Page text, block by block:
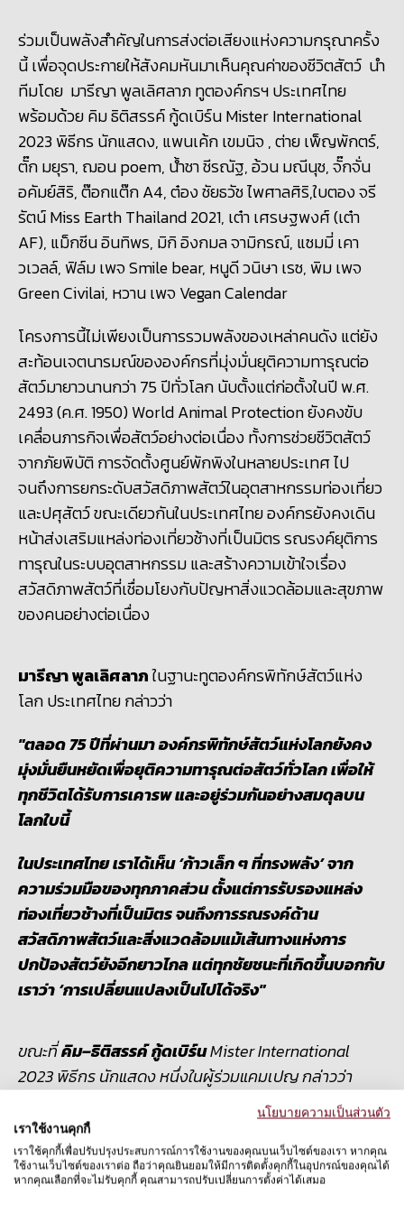
ร่วมเป็นพลังสำคัญในการส่งต่อเสียงแห่งความกรุณาครั้ง
นี้ เพื่อจุดประกายให้สังคมหันมาเห็นคุณค่าของชีวิตสัตว์ นำ
ทีมโดย มารีญา พูลเลิศลาภ ทูตองค์กรฯ ประเทศไทย
พร้อมด้วย คิม ธิติสรรค์ กู้ดเบิร์น Mister International
2023พิธีกร นักแสดง, แพนเค้ก เขมนิจ , ต่าย เพ็ญพักตร์,
ตั๊ก มยุรา, ฌอน poem, น้ําชา ชีรณัฐ, อ้วน มณีนุช, จั๊กจั่น
อคัมย์สิริ, ต๊อกแต๊ก A4,ต๋อง ชัยธวัช ไพศาลศิริ,ใบตอง จรี
รัตน์ Miss Earth Thailand2021, เต๋า เศรษฐพงศ์ (เต๋า
AF), แม็กซีน อินทิพร, มิกิ อิงกมล จามิกรณ์, แซมมี่ เคา
วเวลล์, ฟิล์ม เพจ Smile bear, หนูดี วนิษา เรซ, พิม เพจ
Green Civilai, หวาน เพจ Vegan Calendar
โครงการนี้ไม่เพียงเป็นการรวมพลังของเหล่าคนดัง แต่ยัง
สะท้อนเจตนารมณ์ขององค์กรที่มุ่งมั่นยุติความทารุณต่อ
สัตว์มายาวนานกว่า 75ปีทั่วโลก นับตั้งแต่ก่อตั้งในปี พ.ศ.
2493 (ค.ศ.1950) World Animal Protectionยังคงขับ
เคลื่อนภารกิจเพื่อสัตว์อย่างต่อเนื่อง ทั้งการช่วยชีวิตสัตว์
จากภัยพิบัติ การจัดตั้งศูนย์พักพิงในหลายประเทศ ไป
จนถึงการยกระดับสวัสดิภาพสัตว์ในอุตสาหกรรมท่องเที่ยว
และปศุสัตว์ ขณะเดียวกันในประเทศไทย องค์กรยังคงเดิน
หน้าส่งเสริมแหล่งท่องเที่ยวช้างที่เป็นมิตร รณรงค์ยุติการ
ทารุณในระบบอุตสาหกรรม และสร้างความเข้าใจเรื่อง
สวัสดิภาพสัตว์ที่เชื่อมโยงกับปัญหาสิ่งแวดล้อมและสุขภาพ
ของคนอย่างต่อเนื่อง
มารีญา พูลเลิศลาภในฐานะทูตองค์กรพิทักษ์สัตว์แห่ง
โลก ประเทศไทย กล่าวว่า
"ตลอด 75 ปีที่ผ่านมา องค์กรพิทักษ์สัตว์แห่งโลกยังคง
มุ่งมั่นยืนหยัดเพื่อยุติความทารุณต่อสัตว์ทั่วโลก เพื่อให้
ทุกชีวิตได้รับการเคารพ และอยู่ร่วมกันอย่างสมดุลบน
โลกใบนี้
ในประเทศไทย เราได้เห็น ‘ก้าวเล็ก ๆ ที่ทรงพลัง’ จาก
ความร่วมมือของทุกภาคส่วน ตั้งแต่การรับรองแหล่ง
ท่องเที่ยวช้างที่เป็นมิตร จนถึงการรณรงค์ด้าน
สวัสดิภาพสัตว์และสิ่งแวดล้อมแม้เส้นทางแห่งการ
ปกป้องสัตว์ยังอีกยาวไกล แต่ทุกชัยชนะที่เกิดขึ้นบอกกับ
เราว่า ‘การเปลี่ยนแปลงเป็นไปได้จริง"
ขณะที่คิม–ธิติสรรค์ กู้ดเบิร์นMister International
2023 พิธีกร นักแสดง หนึ่งในผู้ร่วมแคมเปญ กล่าวว่า
“ผมรู้สึกภูมิใจที่ได้เห็นความพยายามขององค์กรที่ดำเนิน
มาอย่างยาวนานถูกถ่ายทอดออกมาเป็นการเปลี่ยนแปลง
ที่จับต้องได้จริง การได้ไปเยี่ยมชมปางช้างที่เป็นมิตรต่อ
สัตว์หลายแห่ง รวมถึงฟาร์มแชมป์เปี้ยน ทำให้ผมได้เห็น
นโยบายความเป็นส่วนตัว
เราใช้งานคุกกี้
เราใช้คุกกี้เพื่อปรับปรุงประสบการณ์การใช้งานของคุณบนเว็บไซต์ของเรา หากคุณ
ใช้งานเว็บไซต์ของเราต่อ ถือว่าคุณยินยอมให้มีการติดตั้งคุกกี้ในอุปกรณ์ของคุณได้
หากคุณเลือกที่จะไม่รับคุกกี้ คุณสามารถปรับเปลี่ยนการตั้งค่าได้เสมอ